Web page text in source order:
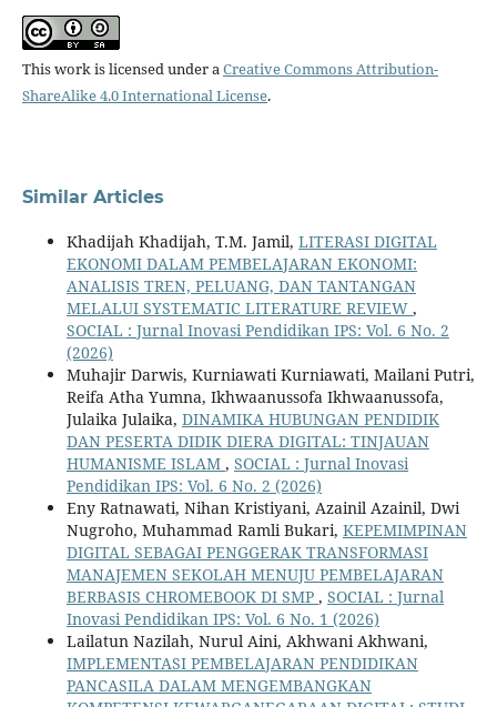
This work is licensed under aCreative Commons Attribution-
ShareAlike 4.0 International License.
Similar Articles
Khadijah Khadijah, T.M. Jamil, LITERASI DIGITAL
EKONOMI DALAM PEMBELAJARAN EKONOMI:
ANALISIS TREN, PELUANG, DAN TANTANGAN
MELALUI SYSTEMATIC LITERATURE REVIEW ,
SOCIAL : Jurnal Inovasi Pendidikan IPS: Vol. 6 No. 2
(2026)
Muhajir Darwis, Kurniawati Kurniawati, Mailani Putri,
Reifa Atha Yumna, Ikhwaanussofa Ikhwaanussofa,
Julaika Julaika, DINAMIKA HUBUNGAN PENDIDIK
DAN PESERTA DIDIK DIERA DIGITAL: TINJAUAN
HUMANISME ISLAM , SOCIAL : Jurnal Inovasi
Pendidikan IPS: Vol. 6 No. 2 (2026)
Eny Ratnawati, Nihan Kristiyani, Azainil Azainil, Dwi
Nugroho, Muhammad Ramli Bukari, KEPEMIMPINAN
DIGITAL SEBAGAI PENGGERAK TRANSFORMASI
MANAJEMEN SEKOLAH MENUJU PEMBELAJARAN
BERBASIS CHROMEBOOK DI SMP , SOCIAL : Jurnal
Inovasi Pendidikan IPS: Vol. 6 No. 1 (2026)
Lailatun Nazilah, Nurul Aini, Akhwani Akhwani,
IMPLEMENTASI PEMBELAJARAN PENDIDIKAN
PANCASILA DALAM MENGEMBANGKAN